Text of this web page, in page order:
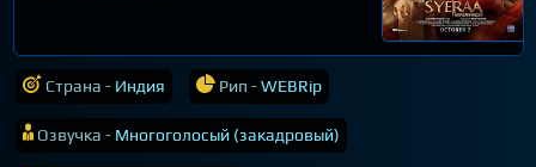
Страна - Индия Рип -WEBRip
Озвучка - Многоголосый (закадровый)